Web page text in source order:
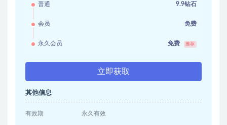
普通 9.9钻石
会员 免费
永久会员 免费 推荐
立即获取
其他信息
有效期 永久有效